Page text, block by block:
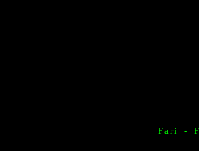
Fari - F